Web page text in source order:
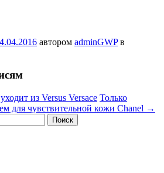
автором adminGWPв
из Versus Versace Только
для чувствительной кожи Chanel →